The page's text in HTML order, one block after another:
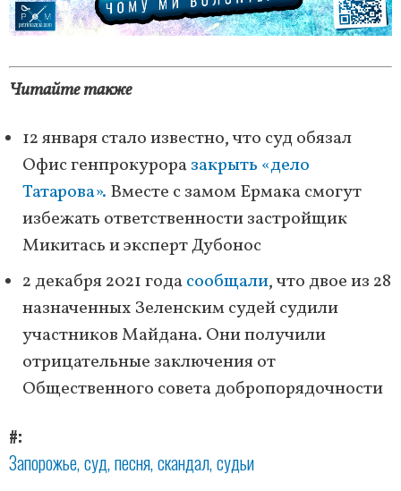
Читайте также
12 января стало известно, что суд обязал
Офис генпрокуроразакрыть «дело
Татарова». Вместе с замом Ермака смогут
избежать ответственности застройщик
Микитась и эксперт Дубонос
2 декабря 2021 годасообщали, что двое из 28
назначенных Зеленским судей судили
участников Майдана. Они получили
отрицательные заключения от
Общественного совета добропорядочности
#
Запорожье суд песня скандал судьи